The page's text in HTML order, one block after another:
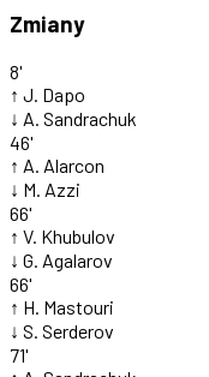
Zmiany
8'
↑ J. Dapo
↓ A. Sandrachuk
46'
↑ A. Alarcon
↓ M. Azzi
66'
↑ V. Khubulov
↓ G. Agalarov
66'
↑ H. Mastouri
↓ S. Serderov
71'